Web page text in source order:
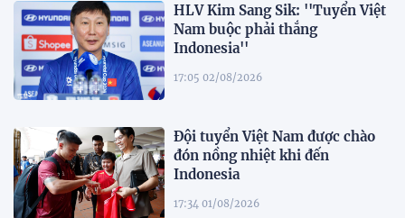
HLV Kim Sang Sik: ''Tuyển Việt
Nam buộc phải thắng
Indonesia''
17:05 02/08/2026
Đội tuyển Việt Nam được chào
đón nồng nhiệt khi đến
Indonesia
17:34 01/08/2026